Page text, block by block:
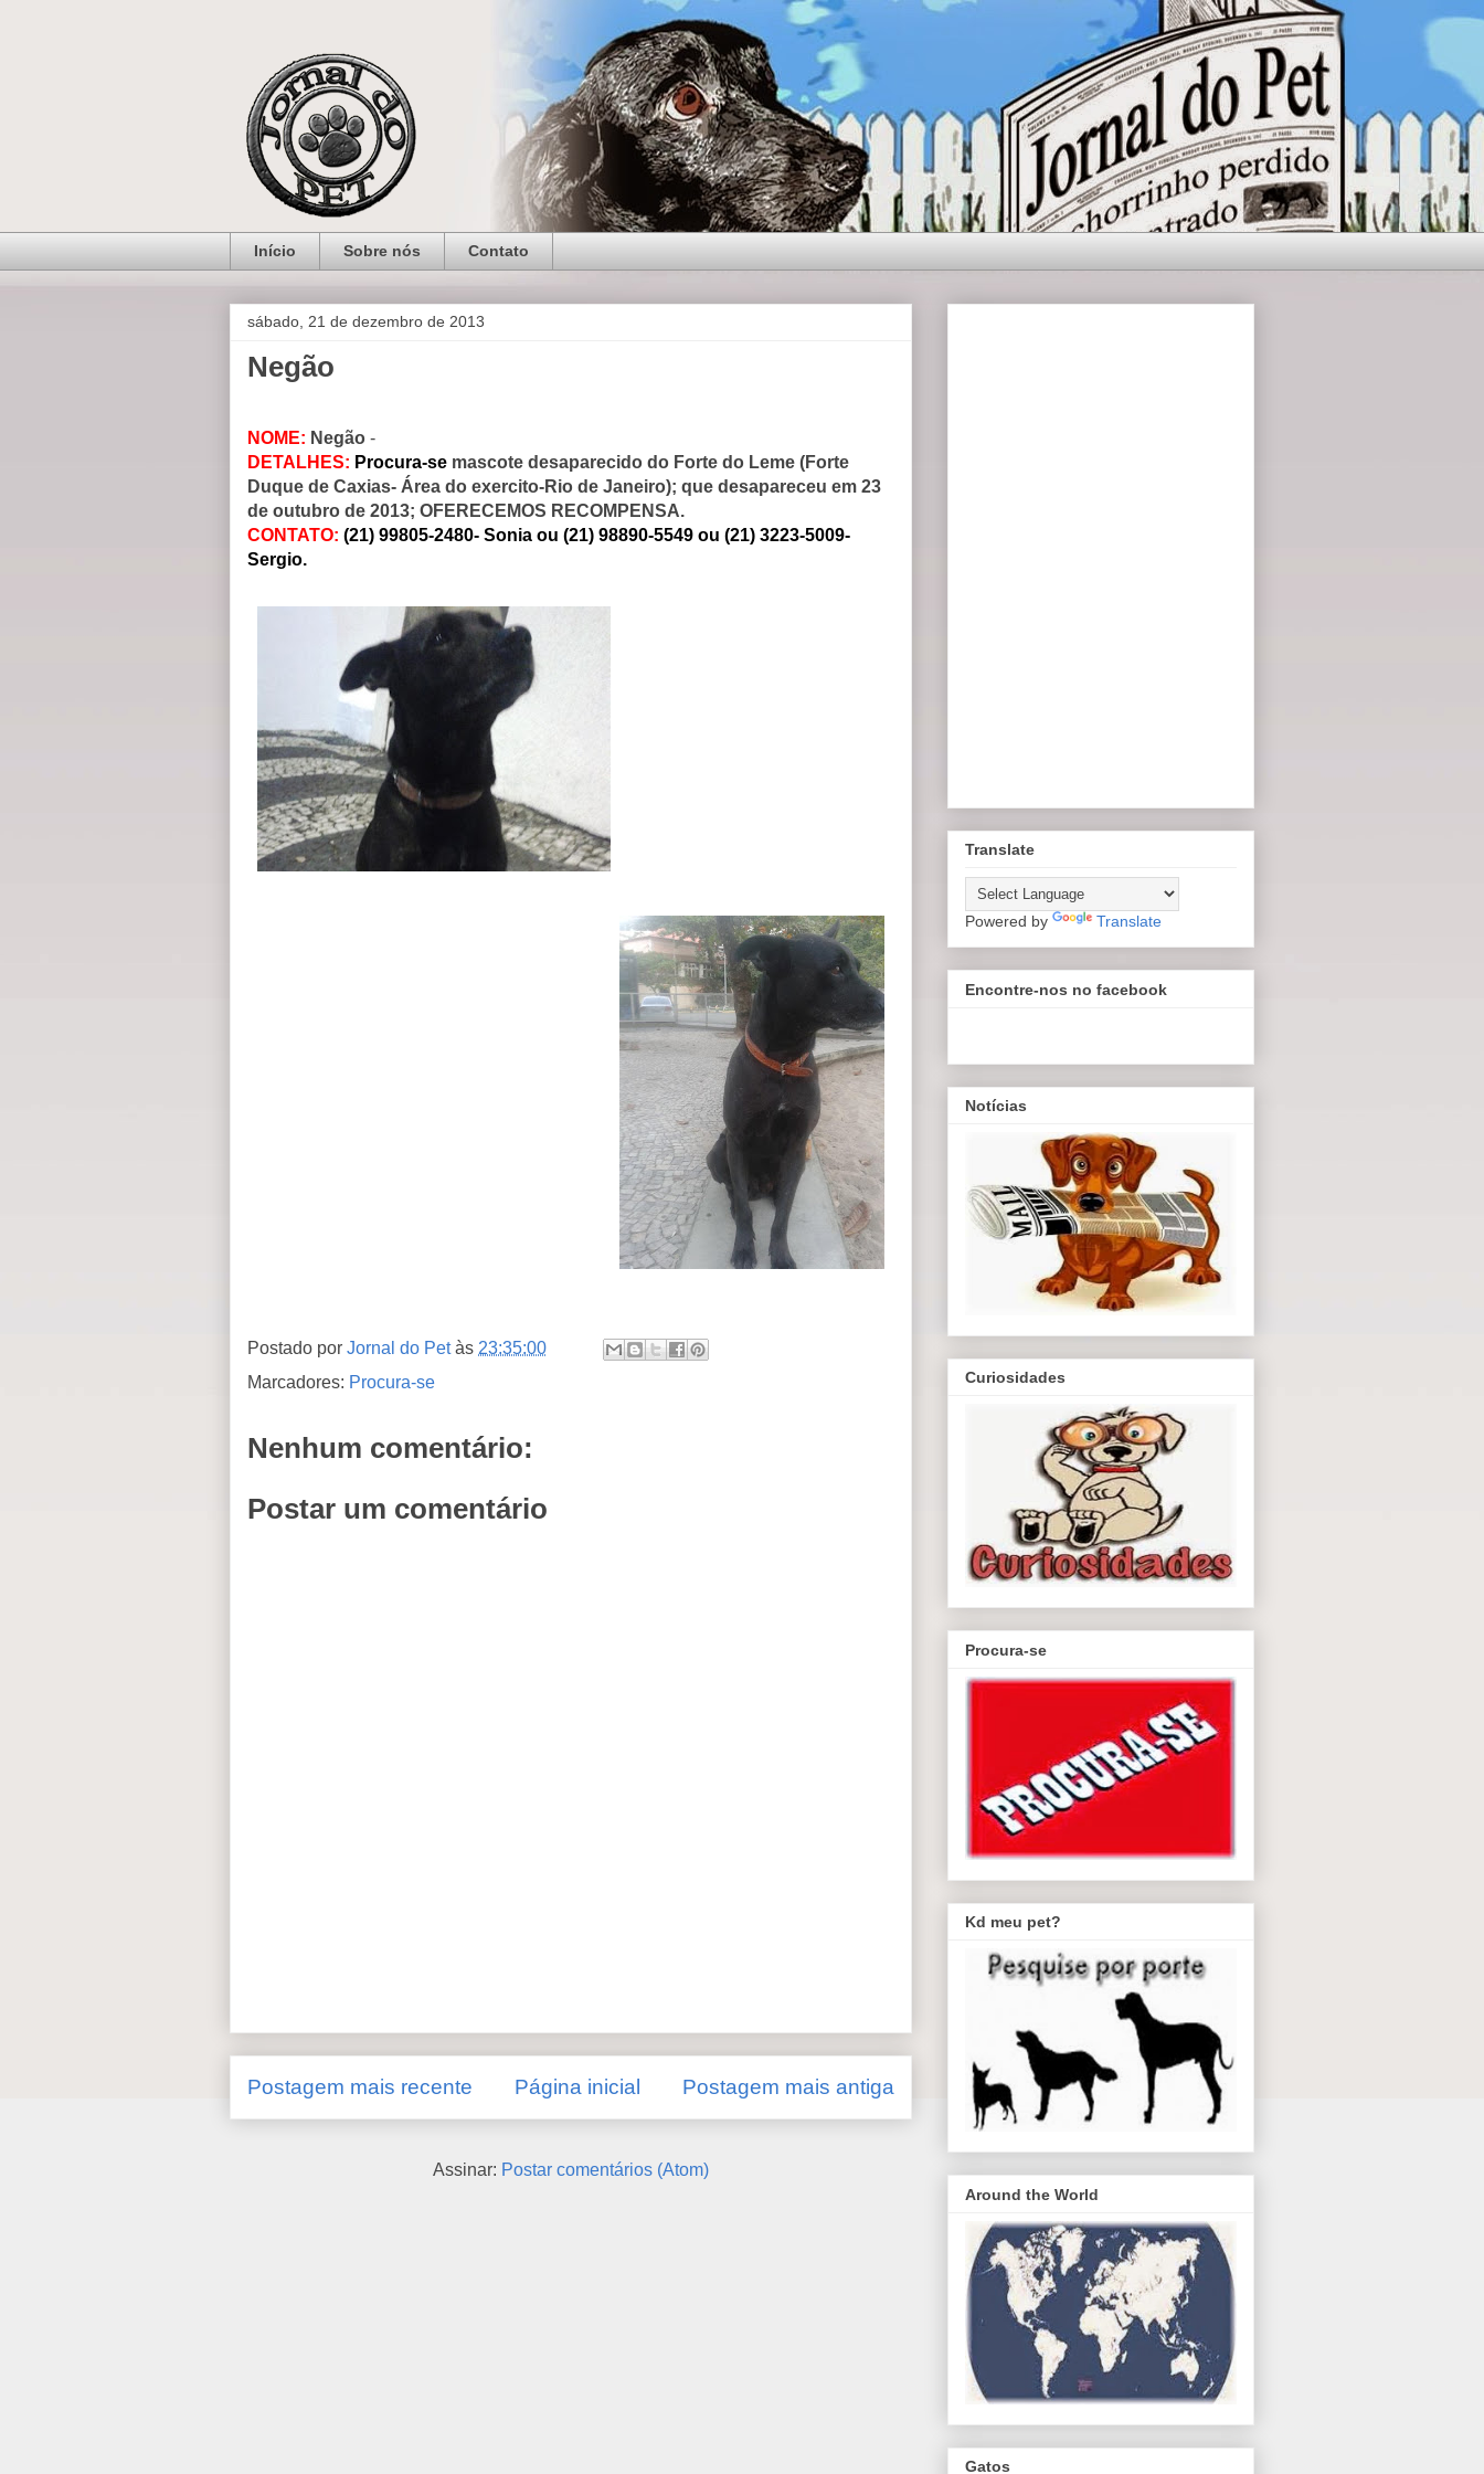
Início Sobre nós Contato
sábado, 21 de dezembro de 2013
Negão
NOME: Negão -
DETALHES: Procura-se mascote desaparecido do Forte do Leme (Forte
Duque de Caxias- Área do exercito-Rio de Janeiro); que desapareceu em 23
de outubro de 2013; OFERECEMOS RECOMPENSA.
CONTATO: (21) 99805-2480- Sonia ou (21) 98890-5549 ou (21) 3223-5009-
Sergio.
Postado por Jornal do Pet às 23:35:00
Marcadores: Procura-se
Nenhum comentário:
Postar um comentário
Postagem mais recente Postagem mais antiga
Página inicial
Assinar: Postar comentários (Atom)
Translate
Powered by Translate
Encontre-nos no facebook
Notícias
Curiosidades
Procura-se
Kd meu pet?
Around the World
Gatos